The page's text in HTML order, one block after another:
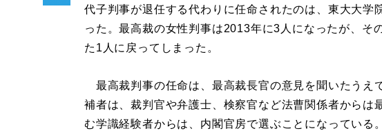
代子判事が退任する代わりに任命されたのは、東大大学
った。最高裁の女性判事は2013年に3人になったが、そ
た1人に戻ってしまった。
最高裁判事の任命は、最高裁長官の意見を聞いたうえ
補者は、裁判官や弁護士、検察官など法曹関係者からは
む学識経験者からは、内閣官房で選ぶことになっている